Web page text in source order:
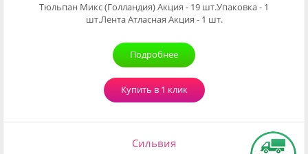
Тюльпан Микс (Голландия) Акция - 19 шт.Упаковка - 1
шт.Лента Атласная Акция - 1 шт.
Подробнее
Купить в 1 клик
Сильвия